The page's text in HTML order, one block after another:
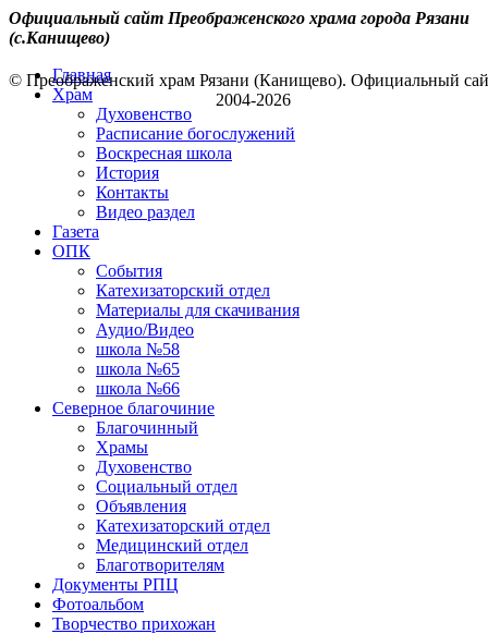
Официальный сайт Преображенского храма города Рязани
(с.Канищево)
Главная
Храм
Духовенство
Расписание богослужений
Воскресная школа
История
Контакты
Видео раздел
Газета
ОПК
События
Катехизаторский отдел
Материалы для скачивания
Аудио/Видео
школа №58
школа №65
школа №66
Северное благочиние
Благочинный
Храмы
Духовенство
Социальный отдел
Объявления
Катехизаторский отдел
Медицинский отдел
Благотворителям
Документы РПЦ
Фотоальбом
Творчество прихожан
© Преображенский храм Рязани (Канищево). Официальный
2004-2026